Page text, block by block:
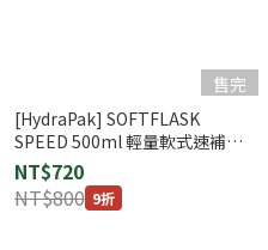
售完
[HydraPak] SOFTFLASK
SPEED 500ml 輕量軟式速補袋
甜酒藍 (B280HP)
NT$720
NT$800 9折